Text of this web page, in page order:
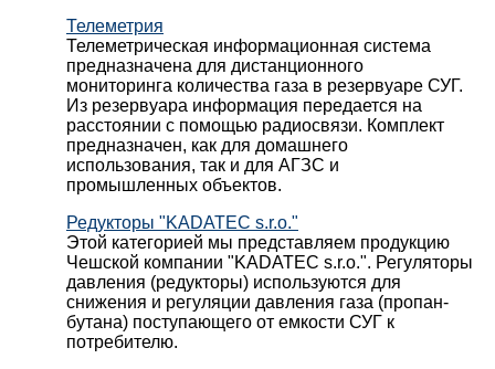
Телеметрия
Телеметрическая информационная система
предназначена для дистанционного
мониторинга количества газа в резервуаре СУГ.
Из резервуара информация передается на
расстоянии с помощью радиосвязи. Комплект
предназначен, как для домашнего
использования, так и для АГЗС и
промышленных объектов.
Редукторы "KADATEC s.r.o."
Этой категорией мы представляем продукцию
Чешской компании "KADATEC s.r.o.". Регуляторы
давления (редукторы) используются для
снижения и регуляции давления газа (пропан-
бутана) поступающего от емкости СУГ к
потребителю.